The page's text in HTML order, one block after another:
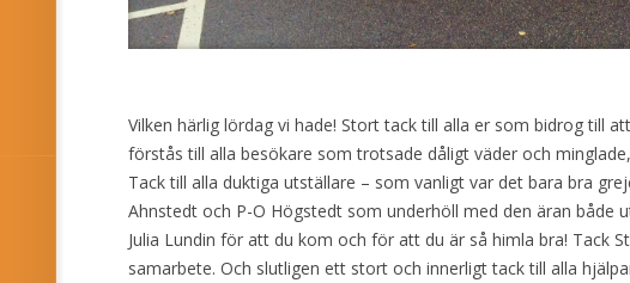
Vilken härlig lördag vi hade! Stort tack till alla er som bidrog till
förstås till alla besökare som trotsade dåligt väder och
Tack till alla duktiga utställare – som vanligt var det bara bra
Ahnstedt och P-O Högstedt som underhöll med den äran både
Julia Lundin för att du kom och för att du är så himla bra! Tack
samarbete. Och slutligen ett stort och innerligt tack till alla